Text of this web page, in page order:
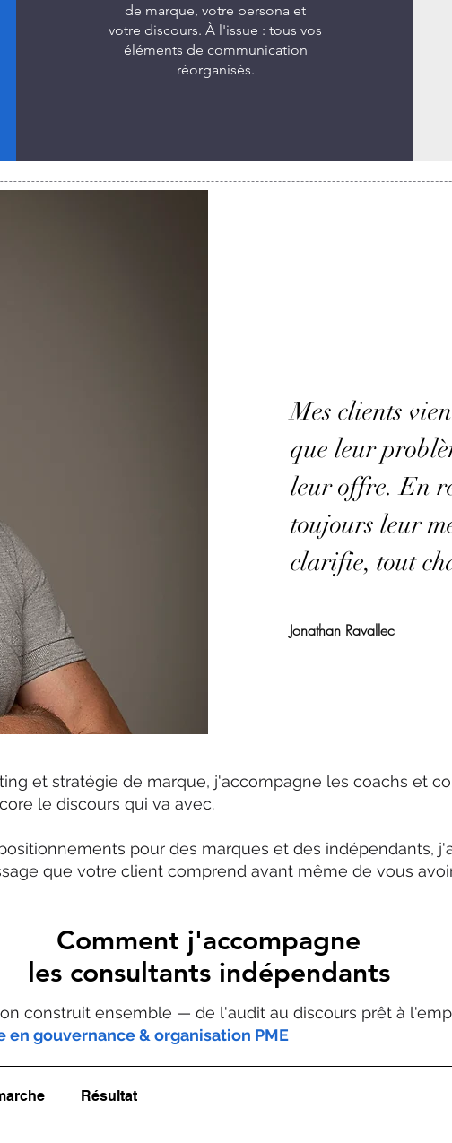
Je veux être coaché sur ma marque
de marque, votre persona et
votre discours. À l'issue : tous vos
éléments de communication
réorganisés.
Mes clients
que leur
leur offre. En
toujours leur
clarifie, tout
Jonathan Ravallec
et stratégie de marque, j'accompagne les coachs et
le discours qui va avec.
pour des marques et des indépendants,
que votre client comprend avant même de vous
Comment j'accompagne
les consultants indépendants
construit ensemble — de l'audit au discours prêt à
en gouvernance & organisation PME
Résultat